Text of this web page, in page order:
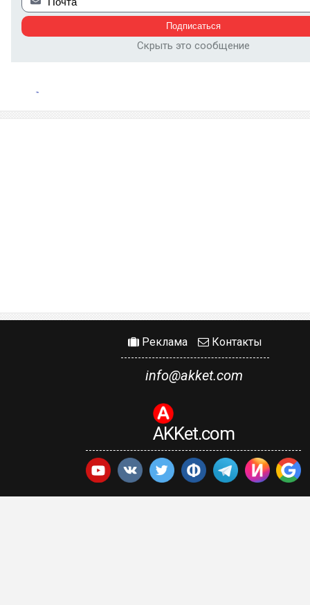
Скрыть это сообщение
Реклама Контакты
info@akket.com
AKKet.com